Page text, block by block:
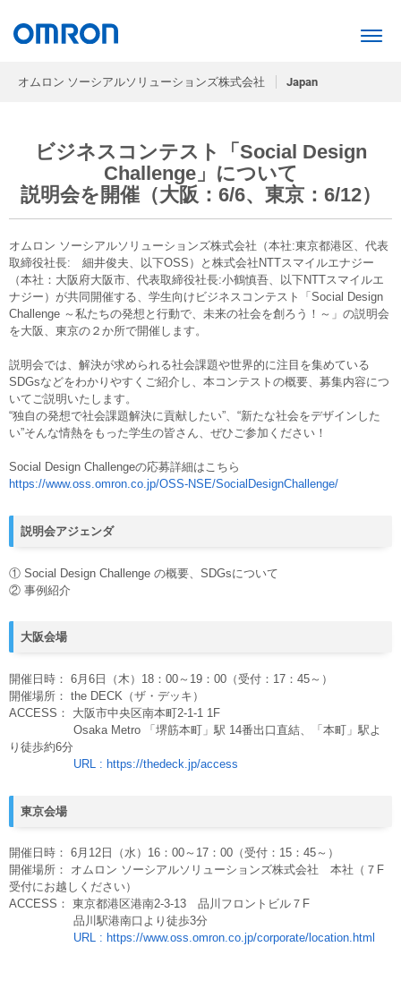
オムロン ソーシアルソリューションズ株式会社 Japan
ビジネスコンテスト「Social Design
Challenge」について
説明会を開催（大阪：6/6、東京：6/12）
オムロン ソーシアルソリューションズ株式会社（本社:東京都港区、代表
取締役社長: 細井俊夫、以下OSS）と株式会社NTTスマイルエナジー
（本社：大阪府大阪市、代表取締役社長:小鶴慎吾、以下NTTスマイルエ
ナジー）が共同開催する、学生向けビジネスコンテスト「Social Design
Challenge ～私たちの発想と行動で、未来の社会を創ろう！～」の説明会
を大阪、東京の２か所で開催します。
説明会では、解決が求められる社会課題や世界的に注目を集めている
SDGsなどをわかりやすくご紹介し、本コンテストの概要、募集内容につ
いてご説明いたします。
“独自の発想で社会課題解決に貢献したい”、“新たな社会をデザインした
い”そんな情熱をもった学生の皆さん、ぜひご参加ください！
Social Design Challengeの応募詳細はこちら
https://www.oss.omron.co.jp/OSS-NSE/SocialDesignChallenge/
説明会アジェンダ
① Social Design Challenge の概要、SDGsについて
② 事例紹介
大阪会場
開催日時： 6月6日（木）18：00～19：00（受付：17：45～）
開催場所： the DECK（ザ・デッキ）
ACCESS： 大阪市中央区南本町2-1-1 1F
Osaka Metro 「堺筋本町」駅 14番出口直結、「本町」駅よ
り徒歩約6分
URL : https://thedeck.jp/access
東京会場
開催日時： 6月12日（水）16：00～17：00（受付：15：45～）
開催場所： オムロン ソーシアルソリューションズ株式会社 本社（７F
受付にお越しください）
ACCESS： 東京都港区港南2‐3-13 品川フロントビル７F
品川駅港南口より徒歩3分
URL : https://www.oss.omron.co.jp/corporate/location.html